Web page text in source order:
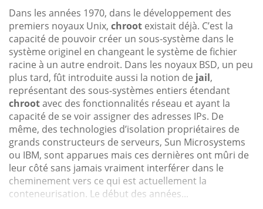
Dans les années 1970, dans le développement des
premiers noyaux Unix, chroot existait déjà. C’est la
capacité de pouvoir créer un sous-système dans le
système originel en changeant le système de fichier
racine à un autre endroit. Dans les noyaux BSD, un peu
plus tard, fût introduite aussi la notion de jail,
représentant des sous-systèmes entiers étendant
chrootavec des fonctionnalités réseau et ayant la
capacité de se voir assigner des adresses IPs. De
même, des technologies d’isolation propriétaires de
grands constructeurs de serveurs, Sun Microsystems
ou IBM, sont apparues mais ces dernières ont mûri de
leur côté sans jamais vraiment interférer dans le
cheminement vers ce qui est actuellement la
conteneurisation. Le début des années...